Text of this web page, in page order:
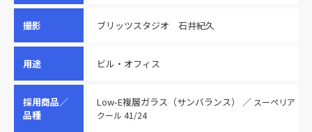
撮影 ブリッツスタジオ 石井紀久
用途 ビル・オフィス
採用商品／
品種
Low-E複層ガラス（サンバランス） ／ スーペリア
クール 41/24